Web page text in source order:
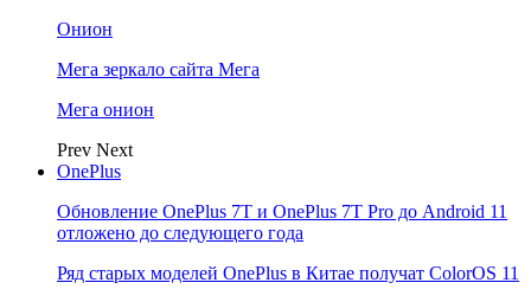
Онион
Мега зеркало сайта Мега
Мега онион
Prev Next
OnePlus
Обновление OnePlus 7T и OnePlus 7T Pro до Android 11
отложено до следующего года
Ряд старых моделей OnePlus в Китае получат ColorOS 11